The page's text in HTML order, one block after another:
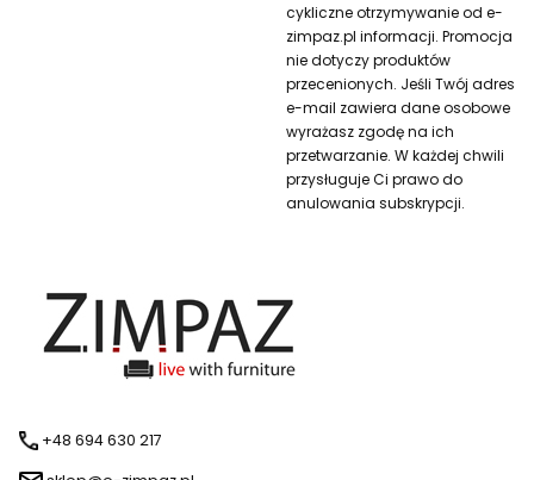
cykliczne otrzymywanie od e-
zimpaz.pl informacji. Promocja
nie dotyczy produktów
przecenionych. Jeśli Twój adres
e-mail zawiera dane osobowe
wyrażasz zgodę na ich
przetwarzanie. W każdej chwili
przysługuje Ci prawo do
anulowania subskrypcji.
+48 694 630 217